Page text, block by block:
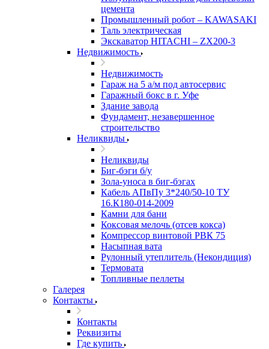
цемента
Промышленный робот – KAWASAKI
Таль электрическая
Экскаватор HITACHI – ZX200-3
Недвижимость
Недвижимость
Гараж на 5 а/м под автосервис
Гаражный бокс в г. Уфе
Здание завода
Фундамент, незавершенное
строительство
Неликвиды
Неликвиды
Биг-бэги б/у
Зола-уноса в биг-бэгах
Кабель АПвПу 3*240/50-10 ТУ
16.К180-014-2009
Камни для бани
Коксовая мелочь (отсев кокса)
Компрессор винтовой РВК 75
Насыпная вата
Рулонный утеплитель (Некондиция)
Термовата
Топливные пеллеты
Галерея
Контакты
Контакты
Реквизиты
Где купить